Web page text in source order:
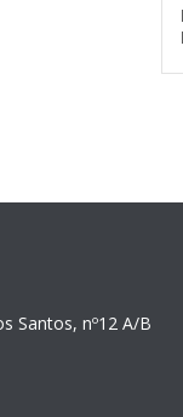
Santos, nº12 A/B